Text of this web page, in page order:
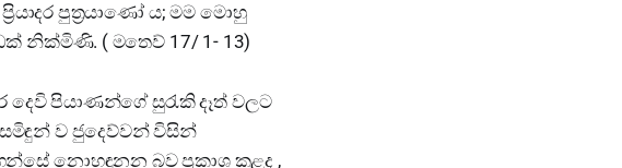
පුත්‍රයාණෝ ය; මම මොහු
නික්මිණි. ( මතෙව් 17/ 1- 13)
පියාණන්ගේ සුරැකි දෑත් වලට
ව ජුදෙව්වන් විසින්
නොහඳුනන බව ප්‍රකාශ කළද ,